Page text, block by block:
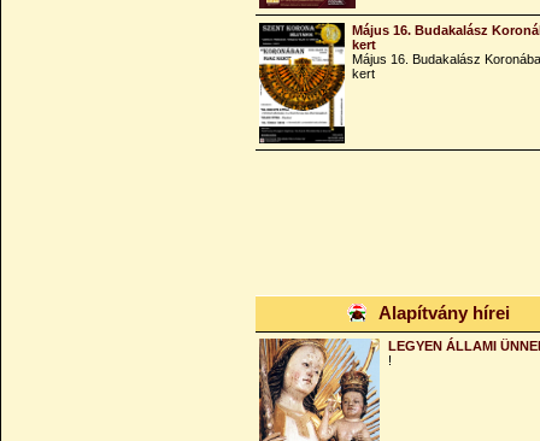
Május 16. Budakalász
kert
Május 16. Budakalász
kert
Alapítvány hírei
LEGYEN ÁLLAMI
!